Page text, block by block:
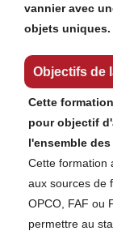
vannier avec
objets uniques.
Objectifs de
Cette
pour objectif
l'ensemble
Cette formation
aux sources de
OPCO, FAF ou
permettre au